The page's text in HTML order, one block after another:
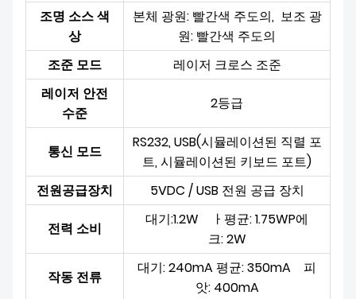
조명 소스 색
상
본체 광원: 빨간색 주도의, 보조 광
원: 빨간색 주도의
조준 모드
레이저 크로스 조준
레이저 안전
수준
2등급
통신 모드
RS232, USB(시뮬레이션된 직렬 포
트, 시뮬레이션된 키보드 포트)
전원공급장치
5VDC / USB 전원 공급 장치
전력 소비
대기:1.2W ㅏ 평균:1.75WP에
크:2W
작동 전류
대기: 240mA 평균: 350mA 피
앗: 400mA